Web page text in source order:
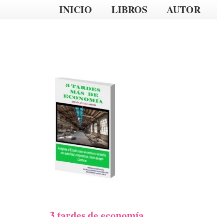
INICIO LIBROS AUTOR